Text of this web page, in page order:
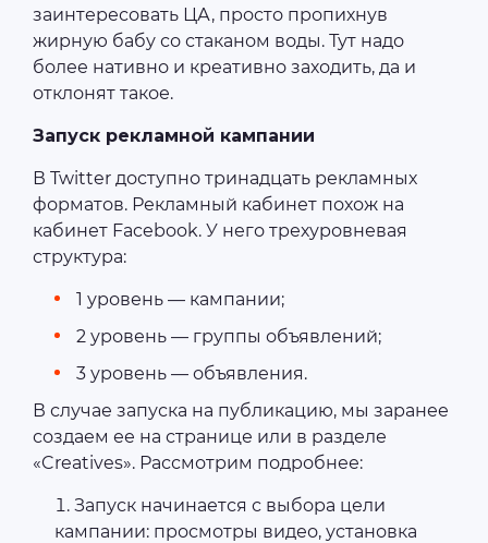
заинтересовать ЦА, просто пропихнув
жирную бабу со стаканом воды. Тут надо
более нативно и креативно заходить, да и
отклонят такое.
Запуск рекламной кампании
В Twitter доступно тринадцать рекламных
форматов. Рекламный кабинет похож на
кабинет Facebook. У него трехуровневая
структура:
1 уровень — кампании;
2 уровень — группы объявлений;
3 уровень — объявления.
В случае запуска на публикацию, мы заранее
создаем ее на странице или в разделе
«Creatives». Рассмотрим подробнее:
Запуск начинается с выбора цели
кампании: просмотры видео, установка